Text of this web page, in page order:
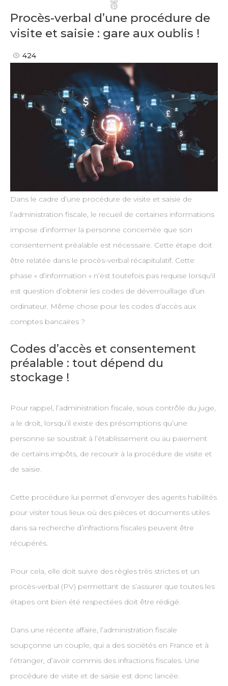
Pinterest
Procès-verbal d’une procédure de
visite et saisie : gare aux oublis !
424
Dans le cadre d’une procédure de visite et saisie de
l’administration fiscale, le recueil de certaines informations
impose d’informer la personne concernée que son
consentement préalable est nécessaire. Cette étape doit
être relatée dans le procès-verbal récapitulatif. Cette
phase « d’information » n’est toutefois pas requise lorsqu’il
est question d’obtenir les codes de déverrouillage d’un
ordinateur. Même chose pour les codes d’accès aux
comptes bancaires ?
Codes d’accès et consentement
préalable : tout dépend du
stockage !
Pour rappel, l’administration fiscale, sous contrôle du juge,
a le droit, lorsqu’il existe des présomptions qu’une
personne se soustrait à l’établissement ou au paiement
de certains impôts, de recourir à la procédure de visite et
de saisie.
Cette procédure lui permet d’envoyer des agents habilités
pour visiter tous lieux où des pièces et documents utiles
dans sa recherche d’infractions fiscales peuvent être
récupérés.
Pour cela, elle doit suivre des règles très strictes et un
procès-verbal (PV) permettant de s’assurer que toutes les
étapes ont bien été respectées doit être rédigé.
Dans une récente affaire, l’administration fiscale
soupçonne un couple, qui a des sociétés en France et à
l’étranger, d’avoir commis des infractions fiscales. Une
procédure de visite et de saisie est donc lancée.